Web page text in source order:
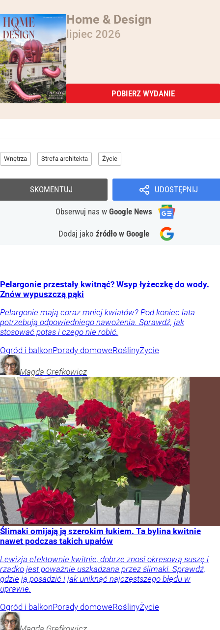
Home & Design
lipiec 2026
POBIERZ WYDANIE
Wnętrza Strefa architekta Życie
UDOSTĘPNIJ
Obserwuj nas w Google News
Dodaj jako źródło w Google
SKOMENTUJ
Pelargonie przestały kwitnąć? Wsyp łyżeczkę do wody.
Znów wypuszczą pąki
Pelargonie mają coraz mniej kwiatów? Pod koniec lata
potrzebują odpowiedniego nawożenia. Sprawdź, jak
stosować potas i czego nie robić.
Ogród i balkonPorady domoweRoślinyŻycie
Magda Grefkowicz
Ślimaki omijają ją szerokim łukiem. Ta bylina kwitnie
nawet podczas takich upałów
Lewizja efektownie kwitnie, dobrze znosi okresową suszę i
rzadko jest poważnie uszkadzana przez ślimaki. Sprawdź,
gdzie ją posadzić i jak uniknąć najczęstszego błędu w
uprawie.
Ogród i balkonPorady domoweRoślinyŻycie